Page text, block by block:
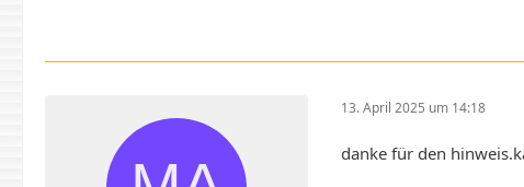
13. April 2025 um 14:18
danke für den